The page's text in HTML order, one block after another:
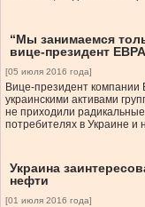
“Мы занимаемся
вице-президент
[05 июля 2016 года]
Вице-президент компании
украинскими активами
не приходили
потребителях в Украине и
Украина
нефти
[01 июля 2016 года]